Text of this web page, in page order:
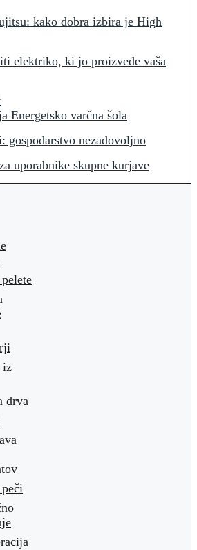
kako dobra izbira je High
elektriko, ki jo proizvede vaša
Energetsko varčna šola
gospodarstvo nezadovoljno
uporabnike skupne kurjave
iz
drva